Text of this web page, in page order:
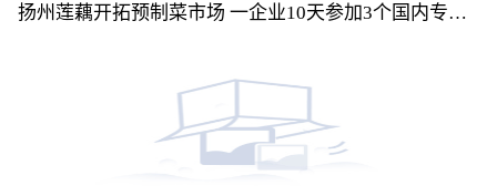
扬州莲藕开拓预制菜市场 一企业10天参加3个国内专业